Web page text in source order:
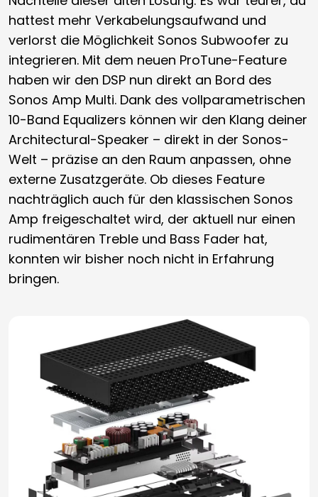
hattest mehr Verkabelungsaufwand und
verlorst die Möglichkeit Sonos Subwoofer zu
integrieren. Mit dem neuen ProTune-Feature
haben wir den DSP nun direkt an Bord des
Sonos Amp Multi. Dank des vollparametrischen
10-Band Equalizers können wir den Klang deiner
Architectural-Speaker – direkt in der Sonos-
Welt – präzise an den Raum anpassen, ohne
externe Zusatzgeräte. Ob dieses Feature
nachträglich auch für den klassischen Sonos
Amp freigeschaltet wird, der aktuell nur einen
rudimentären Treble und Bass Fader hat,
konnten wir bisher noch nicht in Erfahrung
bringen.